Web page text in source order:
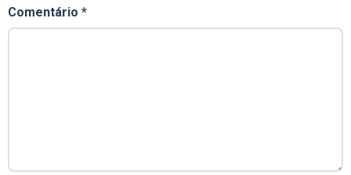
Comentário *